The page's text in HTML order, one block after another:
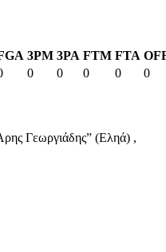
3PM 3PA FTM FTA
0 0 0 0 0
Γεωργιάδης” (Εληά) ,